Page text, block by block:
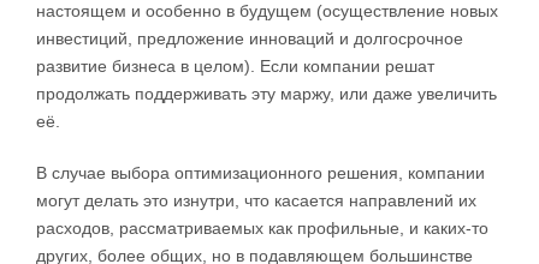
настоящем и особенно в будущем (осуществление новых
инвестиций, предложение инноваций и долгосрочное
развитие бизнеса в целом). Если компании решат
продолжать поддерживать эту маржу, или даже увеличить
её.
В случае выбора оптимизационного решения, компании
могут делать это изнутри, что касается направлений их
расходов, рассматриваемых как профильные, и каких-то
других, более общих, но в подавляющем большинстве